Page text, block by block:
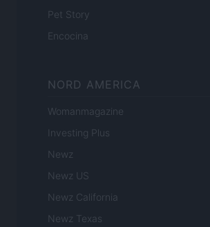
Pet Story
Encocina
NORD AMERICA
Womanmagazine
Investing Plus
Newz
Newz US
Newz California
Newz Texas